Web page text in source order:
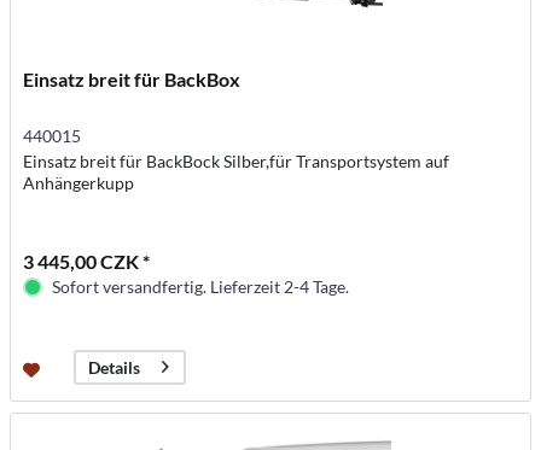
Einsatz breit für BackBox
440015
Einsatz breit für BackBock Silber,für Transportsystem auf
Anhängerkupp
3 445,00 CZK *
Sofort versandfertig. Lieferzeit 2-4 Tage.
Details